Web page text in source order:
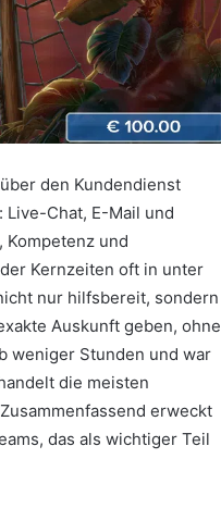
den Kundendienst
Chat, E-Mail und
und
Kernzeiten oft in unter
nur hilfsbereit, sondern
Auskunft geben, ohne
weniger Stunden und war
die meisten
erweckt
das als wichtiger Teil